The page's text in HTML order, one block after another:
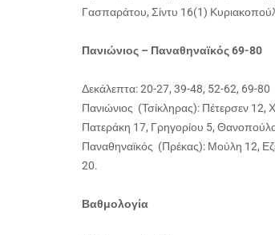
Γασπαράτου, Σίντυ 16(1)
Πανιώνιος – Παναθηναϊκός 69-80
Δεκάλεπτα: 20-27, 39-48, 52-62, 69-80
Πανιώνιος (Τσίκληρας): Πέτερσεν
Πατεράκη 17, Γρηγορίου 5,
Παναθηναϊκός (Πρέκας): Μούλη 12,
20.
Βαθμολογία